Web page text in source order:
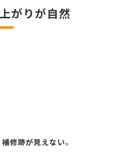
がりが自然
補修跡が見えない。